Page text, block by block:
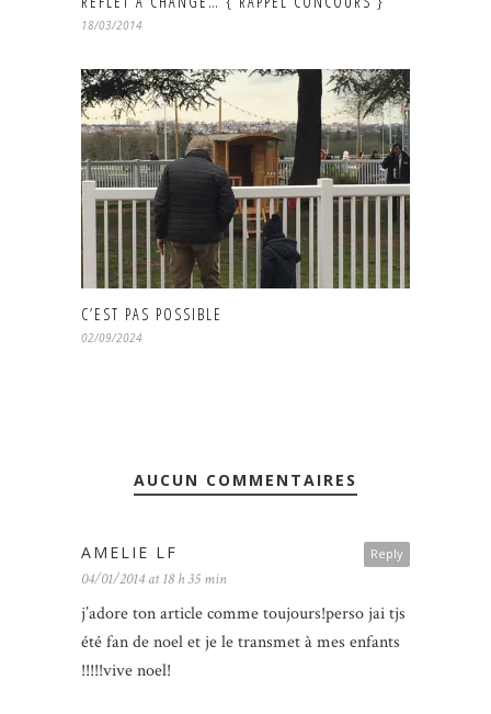
18/03/2014
C’EST PAS POSSIBLE
02/09/2024
AUCUN COMMENTAIRES
Reply
AMELIE LF
04/01/2014 at 18 h 35 min
j’adore ton article comme toujours!perso jai tjs
été fan de noel et je le transmet à mes enfants
!!!!!vive noel!